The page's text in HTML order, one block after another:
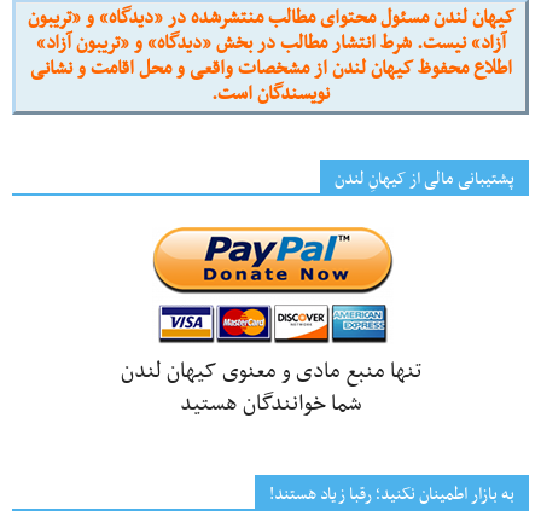
کیهان لندن مسئول محتوای مطالب منتشرشده در «دیدگاه» و «تریبون
آزاد» نیست. شرط انتشار مطالب در بخش «دیدگاه» و «تریبون آزاد»
اطلاع محفوظ کیهان لندن از مشخصات واقعی و محل اقامت و نشانی
نویسندگان است.
پشتیبانی مالی از کیهانِ لندن
تنها منبع مادی و معنوی کیهان لندن
شما خوانندگان هستید
به بازار اطمینان نکنید؛ رقبا زیاد هستند!